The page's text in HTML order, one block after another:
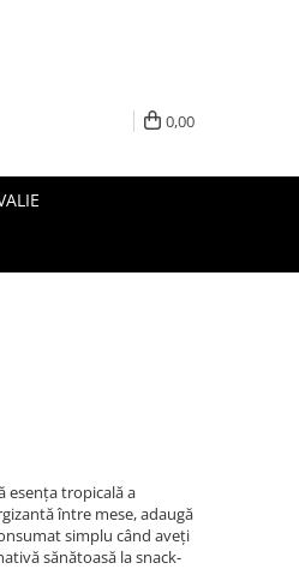
0,00
esența tropicală a
între mese, adaugă
simplu când aveți
sănătoasă la snack-